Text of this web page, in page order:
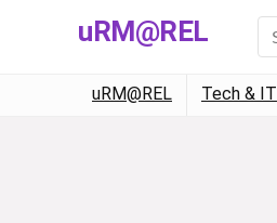
uRM@REL
uRM@REL Tech & IT